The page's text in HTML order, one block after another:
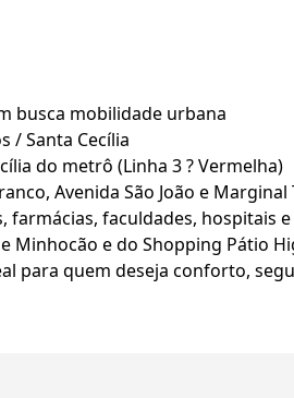
busca mobilidade urbana
/ Santa Cecília
do metrô (Linha 3 ? Vermelha)
Avenida São João e Marginal
farmácias, faculdades, hospitais
Minhocão e do Shopping Pátio
para quem deseja conforto,